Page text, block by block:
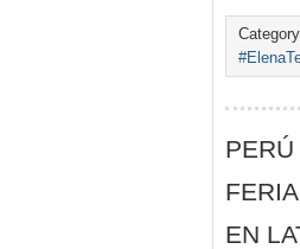
Category
EN